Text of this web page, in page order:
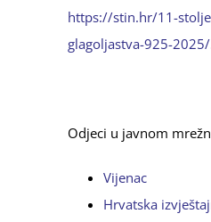
https://stin.hr/11-
glagoljastva-925-2025/
Odjeci u javnom
Vijenac
Hrvatska